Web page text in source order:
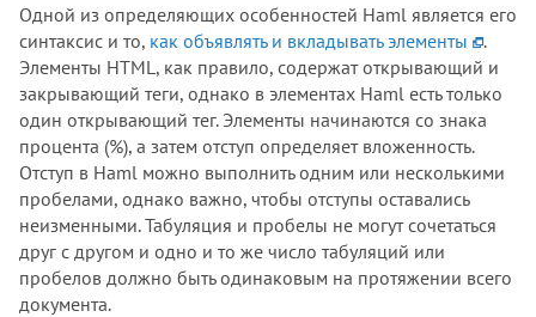
Одной из определяющих особенностей Haml является его
синтаксис и то, как объявлять и вкладывать элементы
.
Элементы HTML, как правило, содержат открывающий и
закрывающий теги, однако в элементах Haml есть только
один открывающий тег. Элементы начинаются со знака
процента (%), а затем отступ определяет вложенность.
Отступ в Haml можно выполнить одним или несколькими
пробелами, однако важно, чтобы отступы оставались
неизменными. Табуляция и пробелы не могут сочетаться
друг с другом и одно и то же число табуляций или
пробелов должно быть одинаковым на протяжении всего
документа.